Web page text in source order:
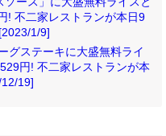
! 不二家レストランが本日9
1/9]
グステーキに大盛無料ライ
円! 不二家レストランが本
19]